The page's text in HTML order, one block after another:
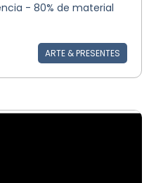
- 80% de material
ARTE & PRESENTES